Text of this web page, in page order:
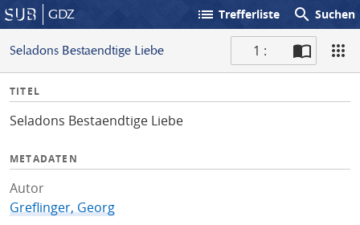
GDZ list Trefferliste search Suchen
Seladons Bestaendtige Liebe 1 :
I
f
TITEL
Seladons Bestaendtige Liebe
METADATEN
Autor
Greflinger, Georg